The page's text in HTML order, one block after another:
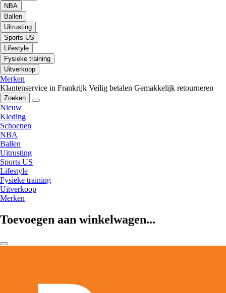
NBA
Ballen
Uitrusting
Sports US
Lifestyle
Fysieke training
Uitverkoop
Merken
Klantenservice in Frankrijk Veilig betalen Gemakkelijk retourneren
Zoeken
Nieuw
Kleding
Schoenen
NBA
Ballen
Uitrusting
Sports US
Lifestyle
Fysieke training
Uitverkoop
Merken
Toevoegen aan winkelwagen...